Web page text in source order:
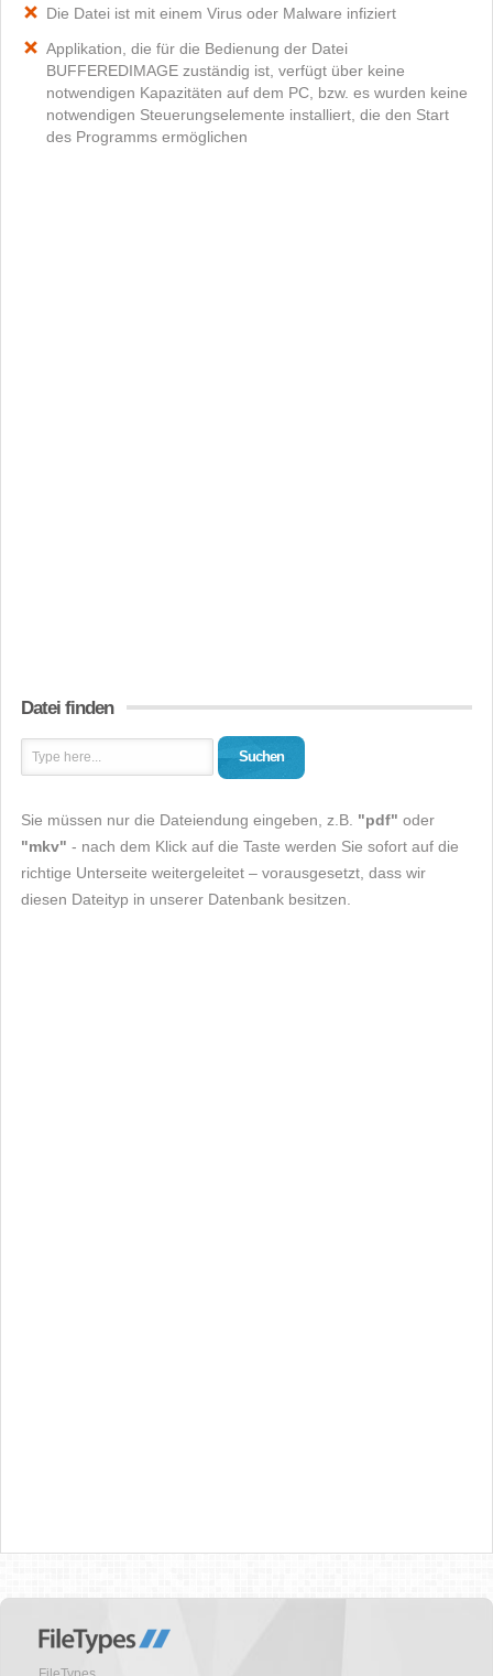
Die Datei ist mit einem Virus oder Malware infiziert
Applikation, die für die Bedienung der Datei
BUFFEREDIMAGE zuständig ist, verfügt über keine
notwendigen Kapazitäten auf dem PC, bzw. es wurden keine
notwendigen Steuerungselemente installiert, die den Start
des Programms ermöglichen
Datei finden
Suchen
Sie müssen nur die Dateiendung eingeben, z.B. "pdf" oder
"mkv" - nach dem Klick auf die Taste werden Sie sofort auf die
richtige Unterseite weitergeleitet – vorausgesetzt, dass wir
diesen Dateityp in unserer Datenbank besitzen.